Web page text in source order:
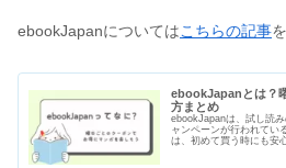
ebookJapanについてはこちらの記事
ebookJapanとは？
方まとめ
ebookJapanは、試し読
ャンペーンが行われてい
は、初めて買う時にも安